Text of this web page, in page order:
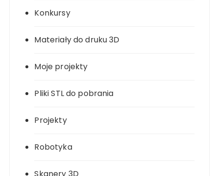
Konkursy
Materiały do druku 3D
Moje projekty
Pliki STL do pobrania
Projekty
Robotyka